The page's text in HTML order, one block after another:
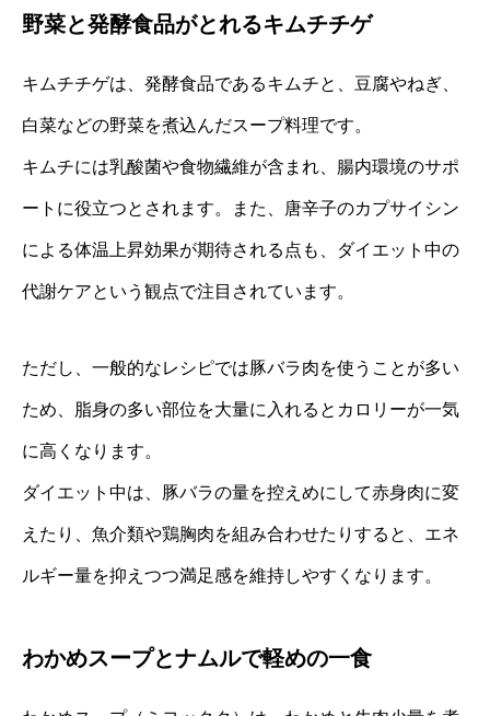
野菜と発酵食品がとれるキムチチゲ
キムチチゲは、発酵食品であるキムチと、豆腐やねぎ、
白菜などの野菜を煮込んだスープ料理です。
キムチには乳酸菌や食物繊維が含まれ、腸内環境のサポ
ートに役立つとされます。また、唐辛子のカプサイシン
による体温上昇効果が期待される点も、ダイエット中の
代謝ケアという観点で注目されています。
ただし、一般的なレシピでは豚バラ肉を使うことが多い
ため、脂身の多い部位を大量に入れるとカロリーが一気
に高くなります。
ダイエット中は、豚バラの量を控えめにして赤身肉に変
えたり、魚介類や鶏胸肉を組み合わせたりすると、エネ
ルギー量を抑えつつ満足感を維持しやすくなります。
わかめスープとナムルで軽めの一食